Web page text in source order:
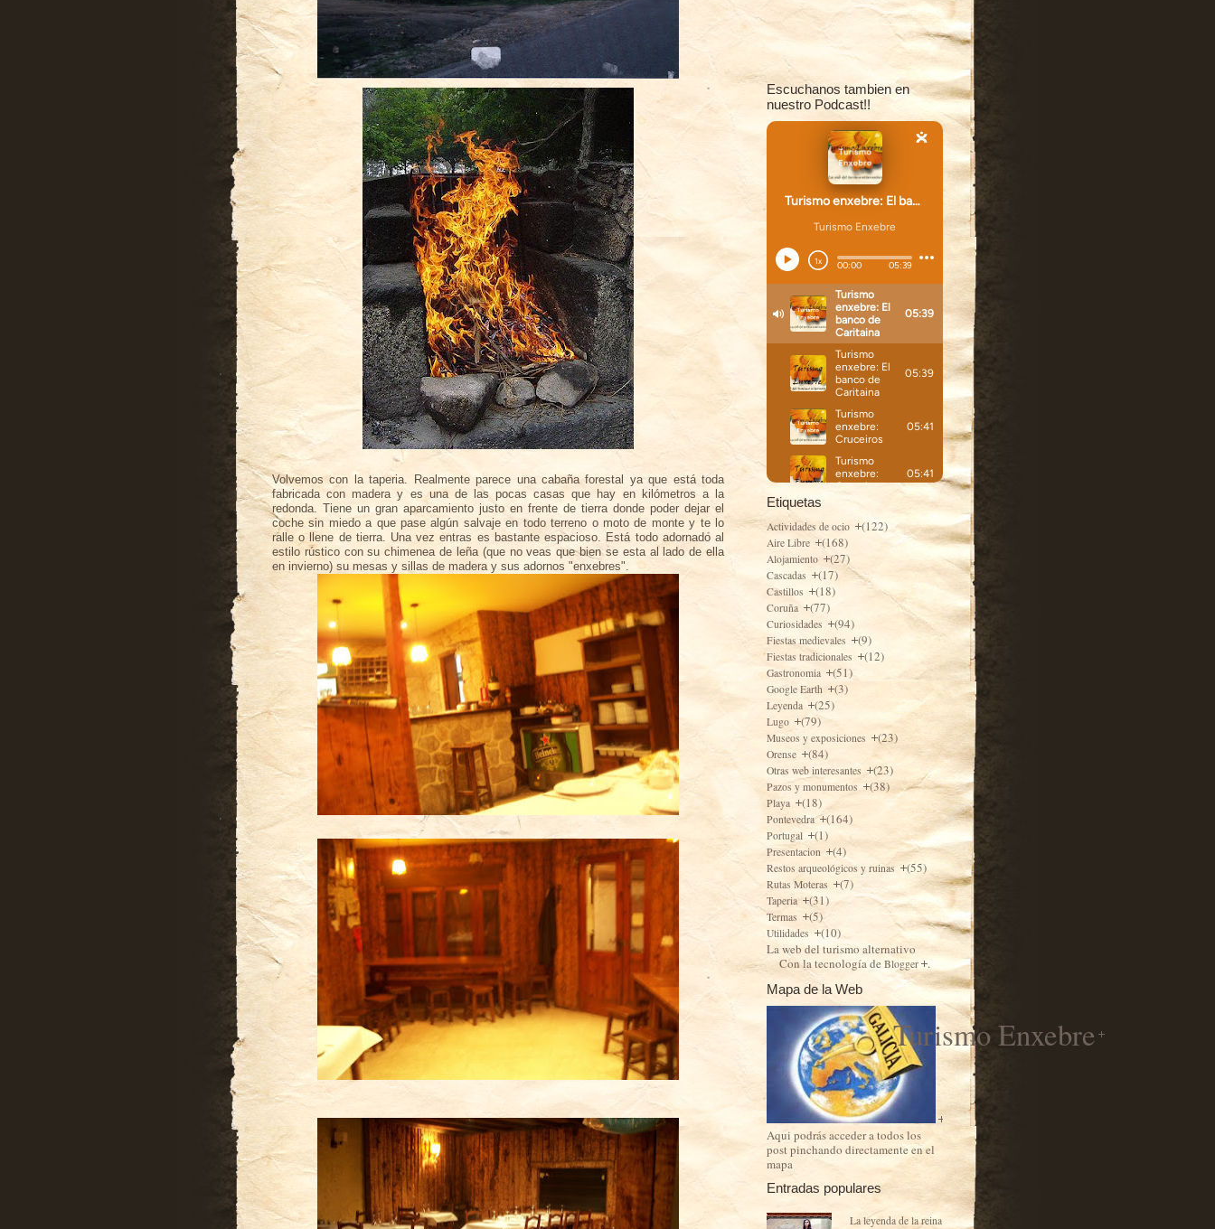
Volvemos con lataperia. Realmente parece una cabaña forestal ya que está toda
fabricada con madera y es una de las pocas casas que hay en kilómetros a la
redonda. Tiene un gran aparcamiento justo en frente de tierra donde poder dejar el
coche sin miedo a que pase algún salvaje en todo terreno o moto de monte y te lo
ralle o llene de tierra. Una vez entras es bastante espacioso. Está todo adornado al
estilo rústico con su chimenea de leña (que no veas que bien se esta al lado de ella
en invierno) su mesas y sillas de madera y sus adornos "enxebres".
Escuchanos tambien en
nuestro Podcast!!
Etiquetas
Actividades de ocio (122)
Aire Libre (168)
Alojamiento (27)
Cascadas (17)
Castillos (18)
Coruña (77)
Curiosidades (94)
Fiestas medievales (9)
Fiestas tradicionales (12)
Gastronomia (51)
Google Earth (3)
Leyenda (25)
Lugo (79)
Museos y exposiciones (23)
Orense (84)
Otras web interesantes (23)
Pazos y monumentos (38)
Playa (18)
Pontevedra (164)
Portugal (1)
Presentacion (4)
Restos arqueológicos y ruinas (55)
Rutas Moteras (7)
Taperia (31)
Termas (5)
Utilidades (10)
Turismo Enxebre
La web del turismo alternativo
Con la tecnología de Blogger .
Mapa de la Web
Aqui podrás acceder a todos los
post pinchando directamente en el
mapa
Entradas populares
La leyenda de la reina